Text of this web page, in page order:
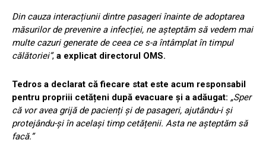
Din cauza interacțiunii dintre pasageri înainte de adoptarea
măsurilor de prevenire a infecției, ne așteptăm să vedem mai
multe cazuri generate de ceea ce s-a întâmplat în timpul
călătoriei”, a explicat directorul OMS.
Tedros a declarat că fiecare stat este acum responsabil
pentru propriii cetățeni după evacuare și a adăugat: „Sper
că vor avea grijă de pacienți și de pasageri, ajutându-i și
protejându-și în același timp cetățenii. Asta ne așteptăm să
facă.”